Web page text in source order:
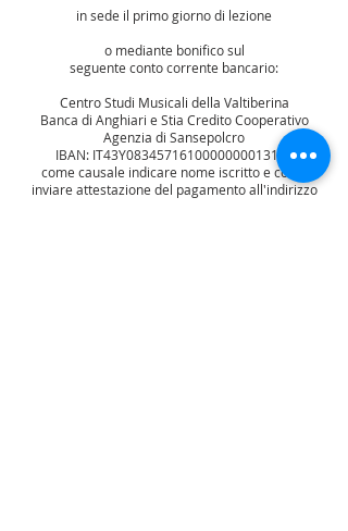
in sede il primo giorno di lezione
o mediante bonifico sul
seguente conto corrente bancario:
Centro Studi Musicali della Valtiberina​
Banca di Anghiari e Stia Credito Cooperativo
Agenzia di Sansepolcro​
IBAN: IT43Y0834571610000000013162
come causale indicare nome iscritto e corso​
inviare attestazione del pagamento all'indirizzo